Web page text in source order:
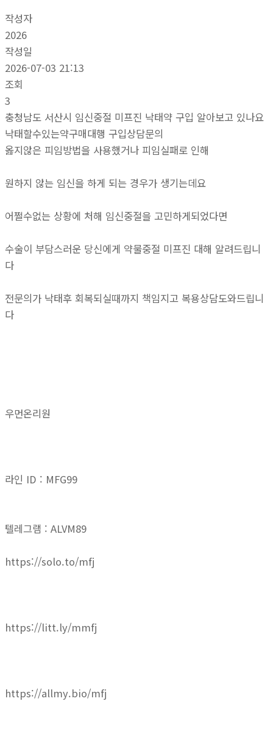
작성자
2026
작성일
2026-07-03 21:13
조회
3
충청남도 서산시 임신중절 미프진 낙태약 구입 알아보고 있나요
낙태할수있는약구매대행 구입상담문의
옳지않은 피임방법을 사용했거나 피임실패로 인해
원하지 않는 임신을 하게 되는 경우가 생기는데요
어쩔수없는 상황에 처해 임신중절을 고민하게되었다면
수술이 부담스러운 당신에게 약물중절 미프진 대해 알려드립니
다
전문의가 낙태후 회복되실때까지 책임지고 복용상담도와드립니
다
우먼온리원
라인 ID : MFG99
텔레그램 : ALVM89
https://solo.to/mfj
https://litt.ly/mmfj
https://allmy.bio/mfj